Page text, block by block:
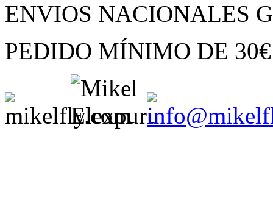
ENVIOS NACIONALES
PEDIDO MÍNIMO DE 30€